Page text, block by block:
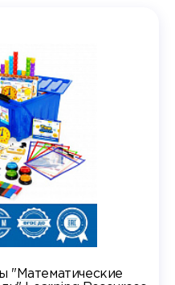
"Математические